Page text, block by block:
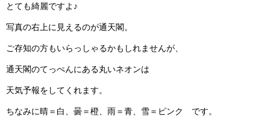
とても綺麗ですよ♪
写真の右上に見えるのが通天閣。
ご存知の方もいらっしゃるかもしれませんが、
通天閣のてっぺんにある丸いネオンは
天気予報をしてくれます。
ちなみに晴＝白、曇＝橙、雨＝青、雪＝ピンク です。